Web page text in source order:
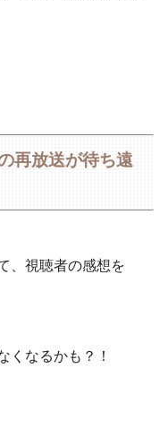
再放送が待ち遠
、視聴者の感想を
くなるかも？！